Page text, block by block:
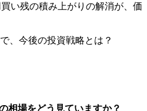
い残の積み上がりの解消が、価
、今後の投資戦略とは？
相場をどう見ていますか？